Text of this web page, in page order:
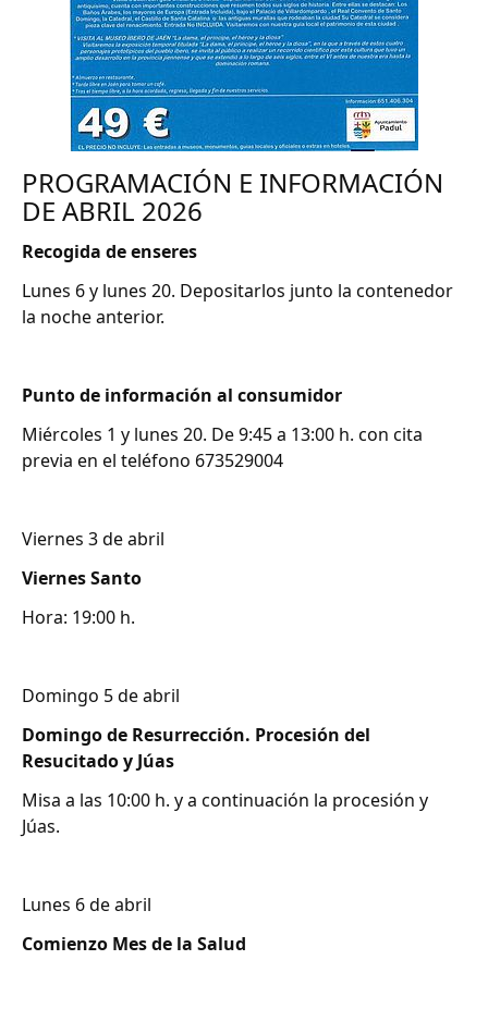
PROGRAMACIÓN E INFORMACIÓN
DE ABRIL 2026
Recogida de enseres
Lunes 6 y lunes 20. Depositarlos junto la contenedor
la noche anterior.
Punto de información al consumidor
Miércoles 1 y lunes 20. De 9:45 a 13:00 h. con cita
previa en el teléfono 673529004
Viernes 3 de abril
Viernes Santo
Hora: 19:00 h.
Domingo 5 de abril
Domingo de Resurrección. Procesión del
Resucitado y Júas
Misa a las 10:00 h. y a continuación la procesión y
Júas.
Lunes 6 de abril
Comienzo Mes de la Salud